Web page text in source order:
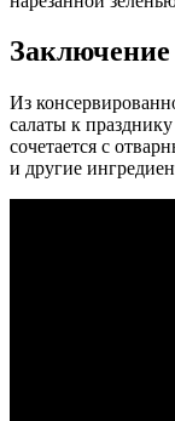
Заключение
Из
салаты к
сочетается с
и другие